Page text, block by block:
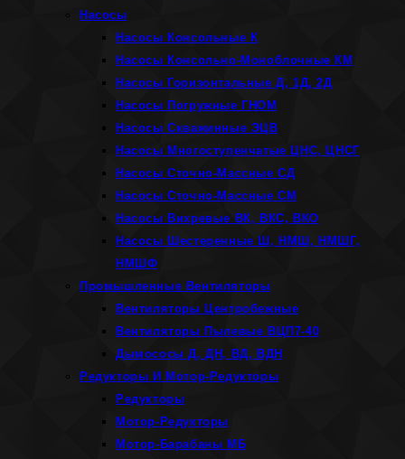
Насосы
Насосы Консольные К
Насосы Консольно-Моноблочные КМ
Насосы Горизонтальные Д, 1Д, 2Д
Насосы Погружные ГНОМ
Насосы Скважинные ЭЦВ
Насосы Многоступенчатые ЦНС, ЦНСГ
Насосы Сточно-Массные СД
Насосы Сточно-Массные СМ
Насосы Вихревые ВК, ВКС, ВКО
Насосы Шестеренные Ш, НМШ, НМШГ,
НМШФ
Промышленные Вентиляторы
Вентиляторы Центробежные
Вентиляторы Пылевые ВЦП7-40
Дымососы Д, ДН, ВД, ВДН
Редукторы И Мотор-Редукторы
Редукторы
Мотор-Редукторы
Мотор-Барабаны МБ